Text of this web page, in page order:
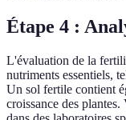
Étape 4 :
L'évaluation de la
nutriments essentiels,
Un sol fertile contient
croissance des